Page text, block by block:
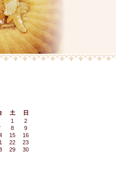
土
日
1
2
8
9
15
16
22
23
29
30